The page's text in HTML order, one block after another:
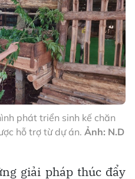
phát triển sinh kế chăn
hỗ trợ từ dự án. Ảnh: N.D
giải pháp thúc đẩy